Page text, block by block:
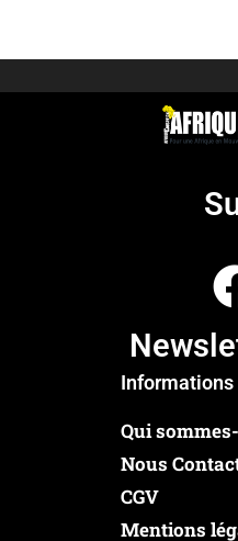
Informations
Qui
Nous
CGV
Mentions